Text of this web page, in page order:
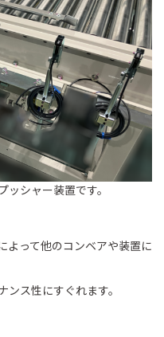
シャー装置です。
よって他のコンベアや装置に
ス性にすぐれます。